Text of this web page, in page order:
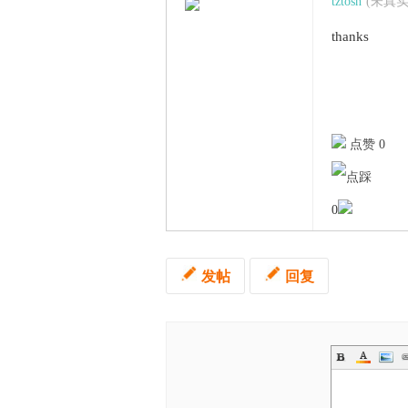
thanks
点赞 0
0
发帖 回复